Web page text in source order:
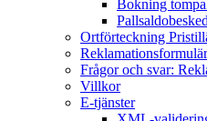
Bokning
Pallsaldobesked
Ortförteckning
Reklamationsformulär
Frågor och svar:
Villkor
E-tjänster